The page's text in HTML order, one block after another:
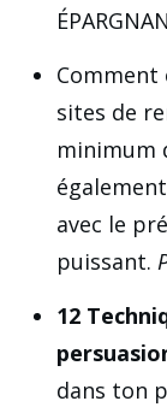
Comment
sites de
minimum
avec le
puissant.
12
dans ton